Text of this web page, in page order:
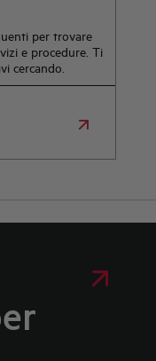
per trovare
e procedure. Ti
cercando.